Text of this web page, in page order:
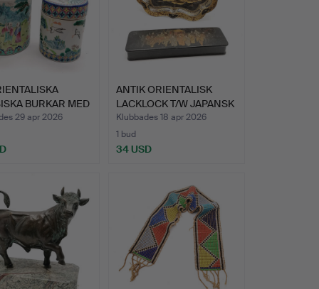
BURKAR MED
29 apr 2026
ANTIK ORIENTALISK
LACKLOCK T/W JAPANSK
MET…
Klubbades 18 apr 2026
1 bud
34 USD